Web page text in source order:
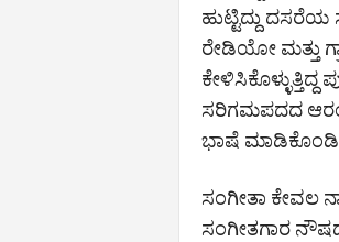
ಹುಟ್ಟಿದ್ದು
ರೇಡಿಯೋ ಮತ್ತು
ಸರಿಗಮಪದದ
ಭಾಷೆ
ಸಂಗೀತಾ ಕೇವಲ
ಸಂಗೀತಗಾರ